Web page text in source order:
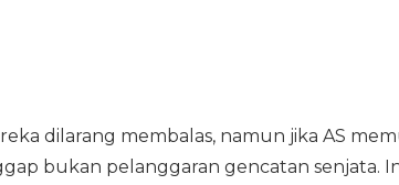
dilarang membalas, namun jika AS
bukan pelanggaran gencatan senjata.